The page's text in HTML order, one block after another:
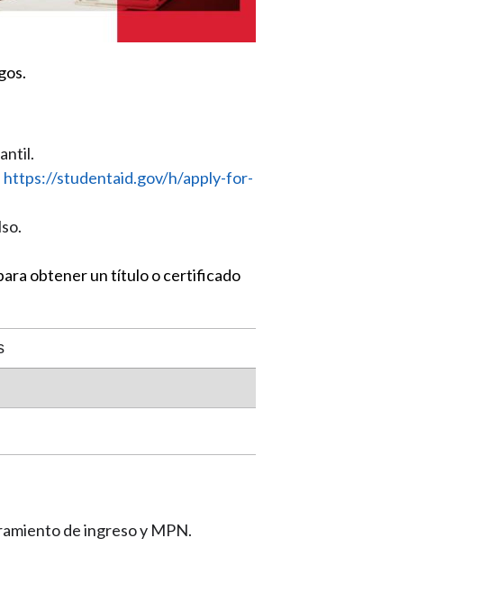
https://studentaid.gov/h/apply-for-
obtener un título o certificado
de ingreso y MPN.